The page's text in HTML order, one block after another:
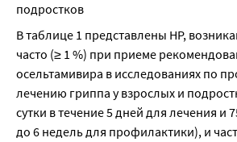
подростков
В таблице 1 представлены HP,
часто (≥ 1 %) при приеме
осельтамивира в исследованиях по
лечению гриппа у взрослых и
сутки в течение 5 дней для лечения и
до 6 недель для профилактики), и